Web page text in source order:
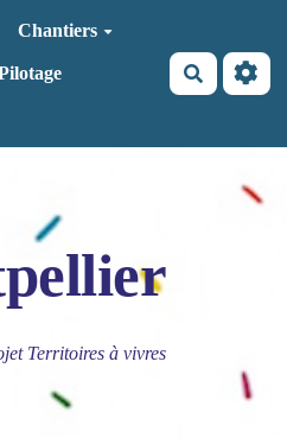
Chantiers
Territoires à vivres